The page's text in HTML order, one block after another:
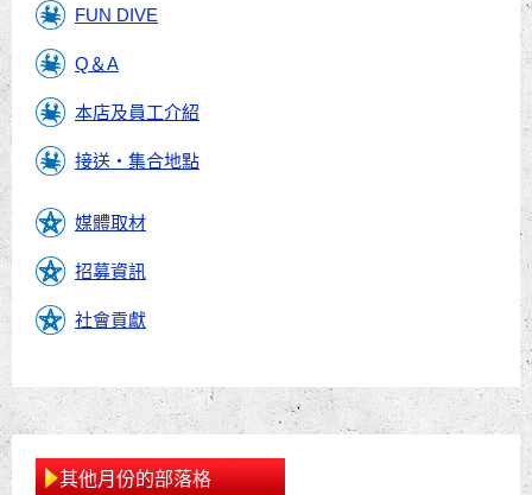
FUN DIVE
Q＆A
本店及員工介紹
接送・集合地點
媒體取材
招募資訊
社會貢獻
其他月份的部落格